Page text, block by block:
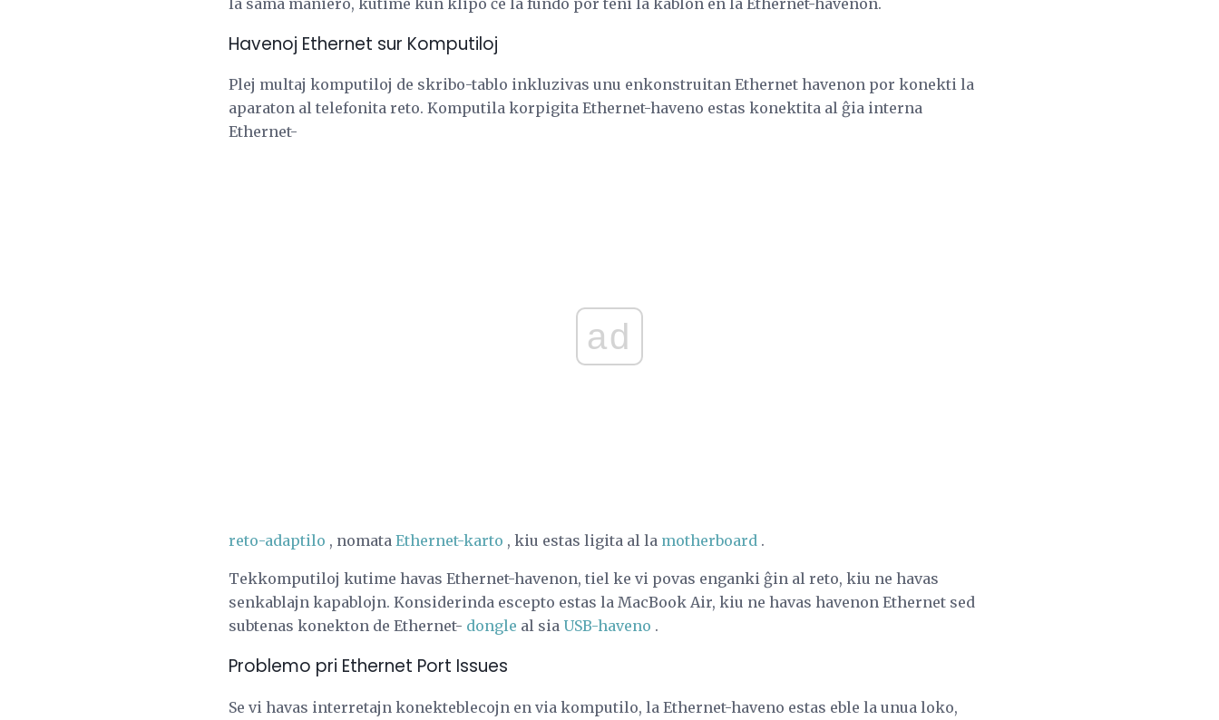
Havenoj Ethernet sur Komputiloj
Plej multaj komputiloj de skribo-tablo inkluzivas unu enkonstruitan Ethernet havenon por konekti la
aparaton al telefonita reto. Komputila korpigita Ethernet-haveno estas konektita al ĝia interna
Ethernet-
ad
reto-adaptilo , nomata Ethernet-karto , kiu estas ligita al la motherboard .
Tekkomputiloj kutime havas Ethernet-havenon, tiel ke vi povas enganki ĝin al reto, kiu ne havas
senkablajn kapablojn. Konsiderinda escepto estas la MacBook Air, kiu ne havas havenon Ethernet sed
subtenas konekton de Ethernet- dongle al sia USB-haveno .
Problemo pri Ethernet Port Issues
Se vi havas interretajn konekteblecojn en via komputilo, la Ethernet-haveno estas eble la unua loko,